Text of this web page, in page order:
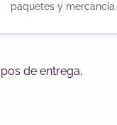
paquetes y mercancía.
de entrega,